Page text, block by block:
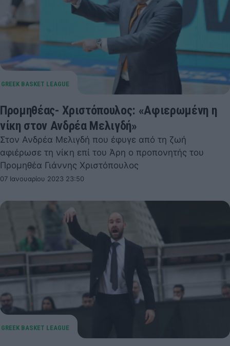
Προμηθέας- Χριστόπουλος: «Αφιερωμένη η
νίκη στον Ανδρέα Μελιγδή»
Στον Ανδρέα Μελιγδή που έφυγε από τη ζωή
αφιέρωσε τη νίκη επί του Άρη ο προπονητής του
Προμηθέα Γιάννης Χριστόπουλος
07 Ιανουαρίου 2023 23:50